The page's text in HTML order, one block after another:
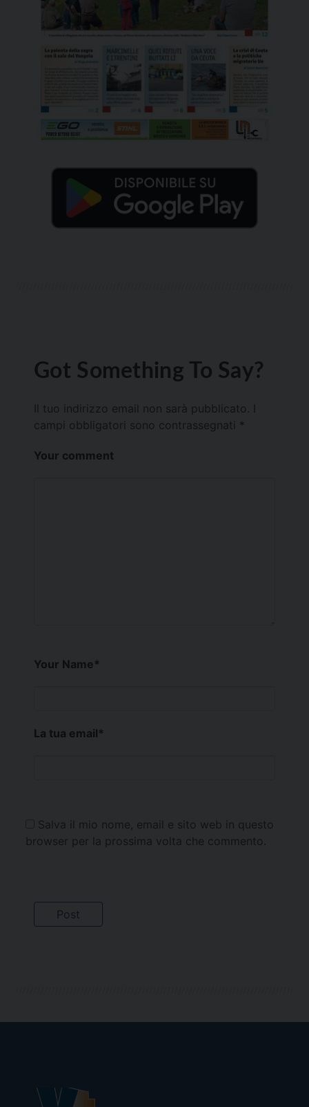
Got Something To Say?
Il tuo indirizzo email non sarà pubblicato.
campi obbligatori sono contrassegnati *
Your comment
Your Name*
La tua email*
Salva il mio nome, email e sito web in questo
browser per la prossima volta che commento.